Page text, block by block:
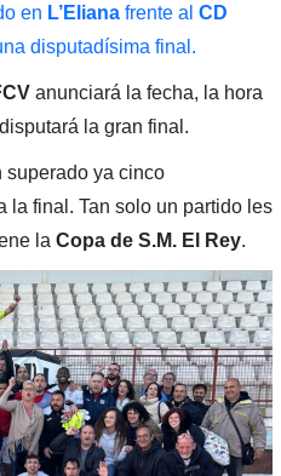
en L’Eliana frente al CD
disputadísima final.
anunciará la fecha, la hora
la gran final.
superado ya cinco
la final. Tan solo un partido les
la Copa de S.M. El Rey.